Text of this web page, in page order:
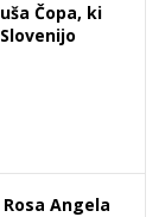
Čopa, ki
Angela